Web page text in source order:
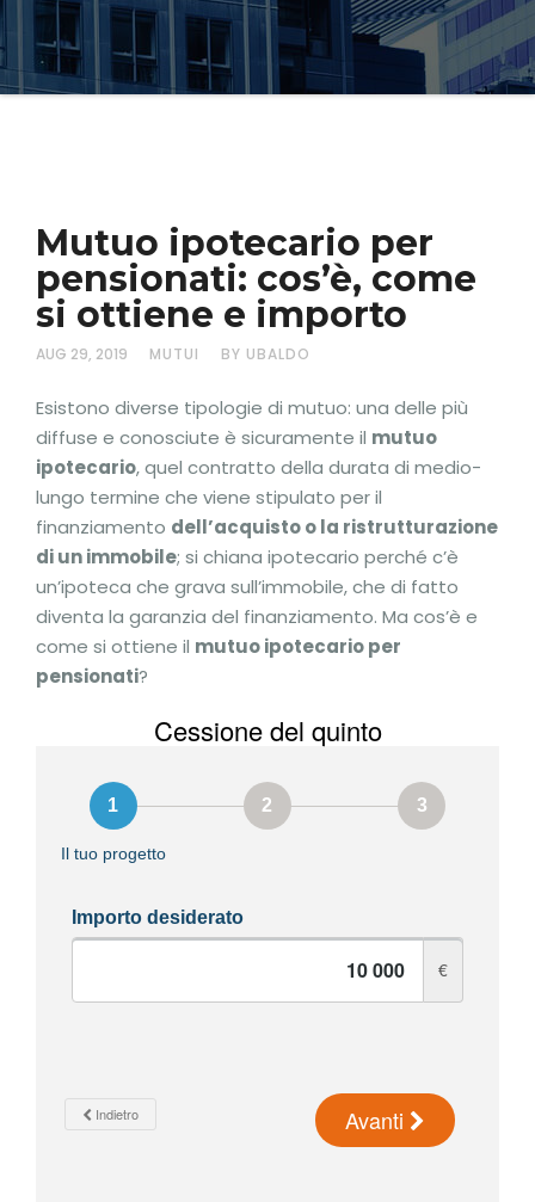
Mutuo ipotecario per
pensionati: cos’è, come
si ottiene e importo
AUG 29, 2019 MUTUI BY UBALDO
Esistono diverse tipologie di mutuo: una delle più
diffuse e conosciute è sicuramente il mutuo
ipotecario, quel contratto della durata di medio-
lungo termine che viene stipulato per il
finanziamento dell’acquisto o la ristrutturazione
di un immobile; si chiana ipotecario perché c’è
un’ipoteca che grava sull’immobile, che di fatto
diventa la garanzia del finanziamento. Ma cos’è e
come si ottiene il mutuo ipotecario per
pensionati?